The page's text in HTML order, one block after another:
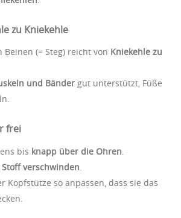
zu Kniekehle
Beinen (= Steg) reicht von Kniekehle zu
und Bänder gut unterstützt, Füße
frei
bis knapp über die Ohren.
verschwinden.
Kopfstütze so anpassen, dass sie das